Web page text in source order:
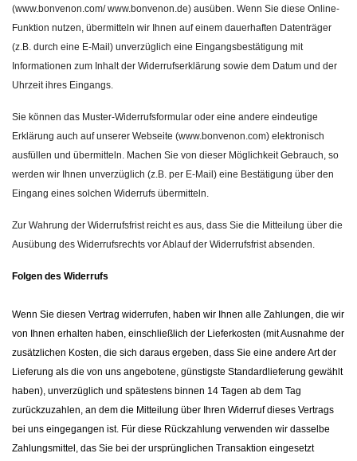
(www.bonvenon.com/ www.bonvenon.de) ausüben. Wenn Sie diese Online-
Funktion nutzen, übermitteln wir Ihnen auf einem dauerhaften Datenträger
(z.B. durch eine E-Mail) unverzüglich eine Eingangsbestätigung mit
Informationen zum Inhalt der Widerrufserklärung sowie dem Datum und der
Uhrzeit ihres Eingangs.
Sie können das Muster-Widerrufsformular oder eine andere eindeutige
Erklärung auch auf unserer Webseite (www.bonvenon.com) elektronisch
ausfüllen und übermitteln. Machen Sie von dieser Möglichkeit Gebrauch, so
werden wir Ihnen unverzüglich (z.B. per E-Mail) eine Bestätigung über den
Eingang eines solchen Widerrufs übermitteln.
Zur Wahrung der Widerrufsfrist reicht es aus, dass Sie die Mitteilung über die
Ausübung des Widerrufsrechts vor Ablauf der Widerrufsfrist absenden.
Folgen des Widerrufs
Wenn Sie diesen Vertrag widerrufen, haben wir Ihnen alle Zahlungen, die wir
von Ihnen erhalten haben, einschließlich der Lieferkosten (mit Ausnahme der
zusätzlichen Kosten, die sich daraus ergeben, dass Sie eine andere Art der
Lieferung als die von uns angebotene, günstigste Standardlieferung gewählt
haben), unverzüglich und spätestens binnen 14 Tagen ab dem Tag
zurückzuzahlen, an dem die Mitteilung über Ihren Widerruf dieses Vertrags
bei uns eingegangen ist. Für diese Rückzahlung verwenden wir dasselbe
Zahlungsmittel, das Sie bei der ursprünglichen Transaktion eingesetzt